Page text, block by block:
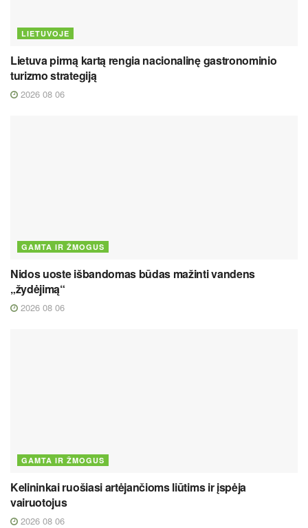
LIETUVOJE
Lietuva pirmą kartą rengia nacionalinę gastronominio
turizmo strategiją
2026 08 06
GAMTA IR ŽMOGUS
Nidos uoste išbandomas būdas mažinti vandens
„žydėjimą“
2026 08 06
GAMTA IR ŽMOGUS
Kelininkai ruošiasi artėjančioms liūtims ir įspėja
vairuotojus
2026 08 06